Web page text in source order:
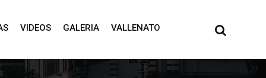
VIDEOS GALERIA VALLENATO